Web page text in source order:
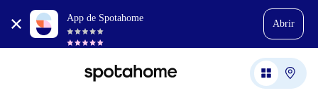
App de Spotahome
Abrir